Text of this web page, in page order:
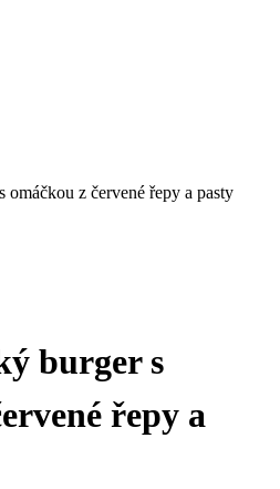
omáčkou z červené řepy a pasty
burger s
řepy a